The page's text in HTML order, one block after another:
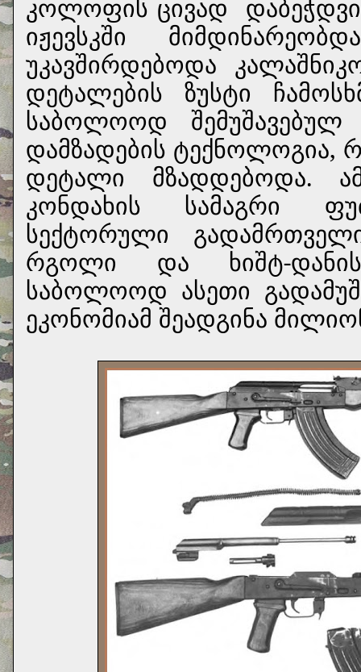
კოლოფის ცივად
იჟევსკში
უკავშირდებოდა
დეტალების ზუსტი
საბოლოოდ შემუშავებულ
დამზადების ტექნოლოგია,
დეტალი მზადდებოდა.
კონდახის სამაგრი
სექტორული
რგოლი და ხიშტ-
საბოლოოდ ასეთი
ეკონომიამ შეადგინა